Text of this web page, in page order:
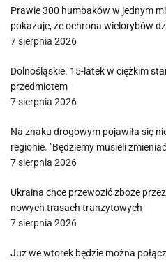
Prawie 300 humbaków w jednym
pokazuje, że ochrona wielorybów
7 sierpnia 2026
Dolnośląskie. 15-latek w ciężkim
przedmiotem
7 sierpnia 2026
Na znaku drogowym pojawiła się
regionie. "Będziemy musieli
7 sierpnia 2026
Ukraina chce przewozić zboże
nowych trasach tranzytowych
7 sierpnia 2026
Już we wtorek będzie można